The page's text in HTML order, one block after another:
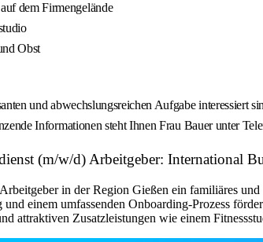
dem Firmengelände
Obst
und abwechslungsreichen Aufgabe
Informationen steht Ihnen Frau Bauer unter
(m/w/d) Arbeitgeber: International
in der Region Gießen ein familiäres
einem umfassenden Onboarding-Prozess
attraktiven Zusatzleistungen wie einem